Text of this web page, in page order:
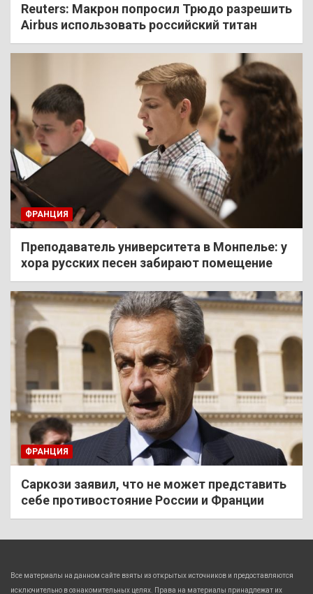
Reuters: Макрон попросил Трюдо разрешить
Airbus использовать российский титан
ФРАНЦИЯ
Преподаватель университета в Монпелье: у
хора русских песен забирают помещение
ФРАНЦИЯ
Саркози заявил, что не может представить
себе противостояние России и Франции
Все материалы на данном сайте взяты из открытых источников и предоставляются
исключительно в ознакомительных целях. Права на материалы принадлежат их